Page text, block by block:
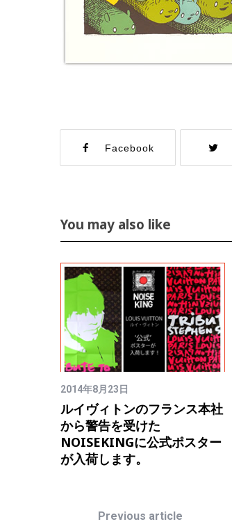
Facebook
You may also like
2014年8月23日
ルイヴィトンのフランス本社
から警告を受けた
NOISEKINGに公式ポスター
が入荷します。
Previous article